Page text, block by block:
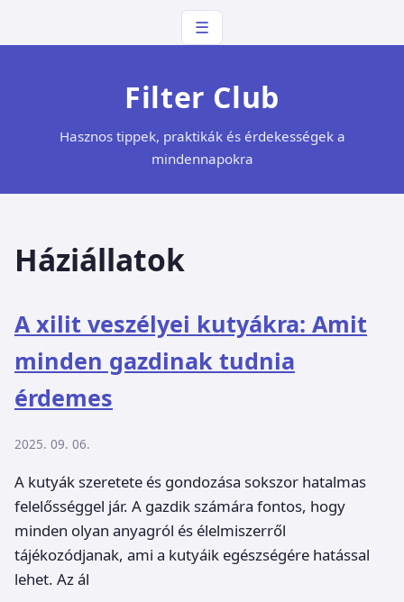
☰
Filter Club
Hasznos tippek, praktikák és érdekességek a
mindennapokra
Háziállatok
A xilit veszélyei kutyákra: Amit
minden gazdinak tudnia
érdemes
2025. 09. 06.
A kutyák szeretete és gondozása sokszor hatalmas
felelősséggel jár. A gazdik számára fontos, hogy
minden olyan anyagról és élelmiszerről
tájékozódjanak, ami a kutyáik egészségére hatással
lehet. Az ál